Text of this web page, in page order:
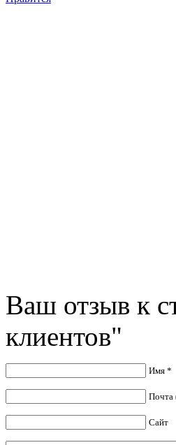
Ваш отзыв к
клиентов"
Имя *
Почта
Сайт